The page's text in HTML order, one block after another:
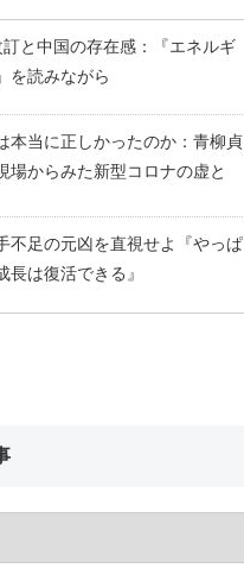
と中国の存在感：『エネルギ
を読みながら
本当に正しかったのか：青柳貞
場からみた新型コロナの虚と
不足の元凶を直視せよ『やっぱ
長は復活できる』